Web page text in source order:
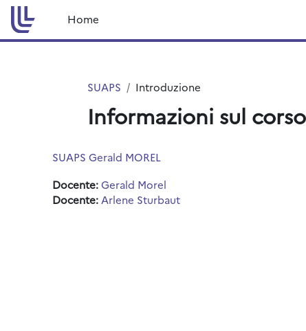
Vai al contenuto principale
Home
SUAPS Introduzione
Informazioni sul corso
SUAPS Gerald MOREL
Docente:Gerald Morel
Docente: Arlene Sturbaut